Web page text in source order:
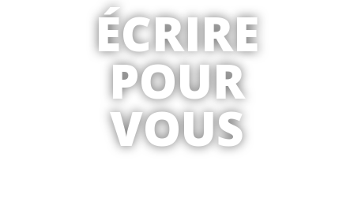
ÉCRIRE
POUR
VOUS